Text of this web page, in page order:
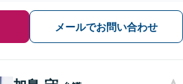
メールでお問い合わせ